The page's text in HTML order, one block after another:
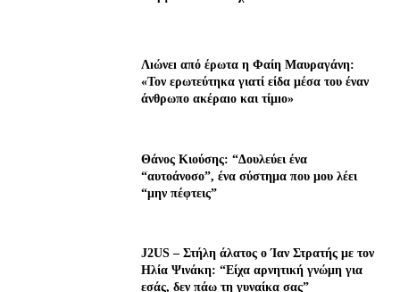
Λıώνεı από έρωτα η Φαίη Μαυραγάνη:
«Τον ερωτεύτηκα γιατί είδα μέσα του έναν
άνθρωπο ακέραıο και τίμıο»
Θάνος Κιούσης: “Δουλεύει ένα
“αυτοάνοσο”, ένα σύστημα που μου λέει
“μην πέφτεις”
J2US – Στήλη άλατος ο Ίαν Στρατής με τον
Ηλία Ψινάκη: “Είχα αρνητική γνώμη για
εσάς, δεν πάω τη γυναίκα σας”